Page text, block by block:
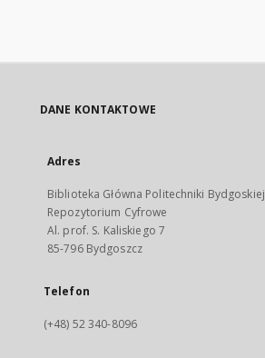
DANE KONTAKTOWE
Adres
Biblioteka Główna Politechniki Bydgoskiej
Repozytorium Cyfrowe
Al. prof. S. Kaliskiego 7
85-796 Bydgoszcz
Telefon
(+48) 52 340-8096